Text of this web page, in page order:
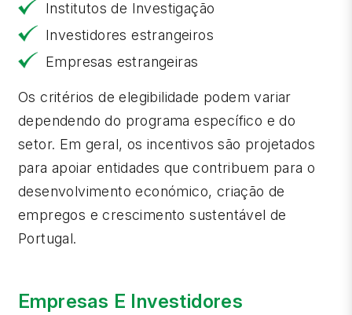
Institutos de Investigação
Investidores estrangeiros
Empresas estrangeiras
Os critérios de elegibilidade podem variar
dependendo do programa específico e do
setor. Em geral, os incentivos são projetados
para apoiar entidades que contribuem para o
desenvolvimento económico, criação de
empregos e crescimento sustentável de
Portugal.
Empresas E Investidores